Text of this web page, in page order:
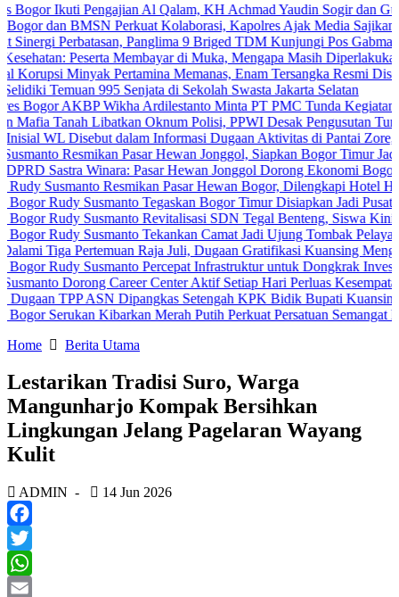
Pengajian Al Qalam, KH Achmad Yaudin Sogir dan Gus Sholeh
BMSN Perkuat Kolaborasi, Kapolres Ajak Media Sajikan
Panglima 9 Briged TDM Kunjungi Pos Gabma Temajuk
Peserta Membayar di Muka, Mengapa Masih Diperlakukan
Minyak Pertamina Memanas, Enam Tersangka Resmi Diseret ke
995 Senjata di Sekolah Swasta Jakarta Selatan
AKBP Wikha Ardilestanto Minta PT PMC Tunda Kegiatan Demi
Libatkan Oknum Polisi, PPWI Desak Pengusutan Tuntas
Disebut dalam Informasi Dugaan Aktivitas di Pantai Zore, Bea
Resmikan Pasar Hewan Jonggol, Siapkan Bogor Timur Jadi Pusat
Winara: Pasar Hewan Jonggol Dorong Ekonomi Bogor Timur
Resmikan Pasar Hewan Bogor, Dilengkapi Hotel Hewan dan
Susmanto Tegaskan Bogor Timur Disiapkan Jadi Pusat
Susmanto Revitalisasi SDN Tegal Benteng, Siswa Kini Belajar
Susmanto Tekankan Camat Jadi Ujung Tombak Pelayanan
Pertemuan Raja Juli, Dugaan Gratifikasi Kuansing Menguat
Susmanto Percepat Infrastruktur untuk Dongkrak Investasi
Dorong Career Center Aktif Setiap Hari Perluas Kesempatan Kerja
ASN Dipangkas Setengah KPK Bidik Bupati Kuansing
Kibarkan Merah Putih Perkuat Persatuan Semangat
Home
Berita Utama
Lestarikan Tradisi Suro, Warga
Mangunharjo Kompak Bersihkan
Lingkungan Jelang Pagelaran Wayang
Kulit
ADMIN - 14 Jun 2026
Facebook
Twitter
WhatsApp